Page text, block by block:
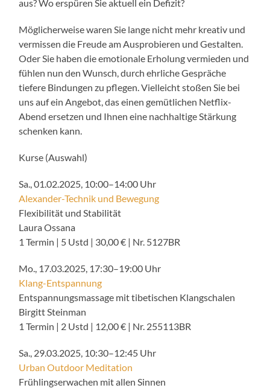
aus? Wo erspüren Sie aktuell ein Defizit?
Möglicherweise waren Sie lange nicht mehr kreativ und
vermissen die Freude am Ausprobieren und Gestalten.
Oder Sie haben die emotionale Erholung vermieden und
fühlen nun den Wunsch, durch ehrliche Gespräche
tiefere Bindungen zu pflegen. Vielleicht stoßen Sie bei
uns auf ein Angebot, das einen gemütlichen Netflix-
Abend ersetzen und Ihnen eine nachhaltige Stärkung
schenken kann.
Kurse (Auswahl)
Sa., 01.02.2025, 10:00–14:00 Uhr
Alexander-Technik und Bewegung
Flexibilität und Stabilität
Laura Ossana
1 Termin | 5 Ustd | 30,00 € | Nr. 5127BR
Mo., 17.03.2025, 17:30–19:00 Uhr
Klang-Entspannung
Entspannungsmassage mit tibetischen Klangschalen
Birgitt Steinman
1 Termin | 2 Ustd | 12,00 € | Nr. 255113BR
Sa., 29.03.2025, 10:30–12:45 Uhr
Urban Outdoor Meditation
Frühlingserwachen mit allen Sinnen